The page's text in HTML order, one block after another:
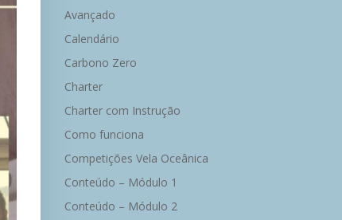
Avançado
Calendário
Carbono Zero
Charter
Charter com Instrução
Como funciona
Competições Vela Oceânica
Conteúdo – Módulo 1
Conteúdo – Módulo 2